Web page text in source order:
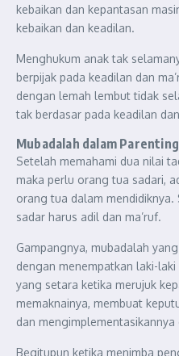
kebaikan dan kepantasan
kebaikan dan keadilan.
Menghukum anak tak
berpijak pada keadilan dan
dengan lemah lembut tidak
tak berdasar pada keadilan
Mubadalah dalam Parenting
Setelah memahami dua nilai
maka perlu orang tua sadari,
orang tua dalam
sadar harus adil dan ma’ruf.
Gampangnya, mubadalah
dengan menempatkan laki-
yang setara ketika merujuk
memaknainya, membuat
dan
Begitupun ketika menimba